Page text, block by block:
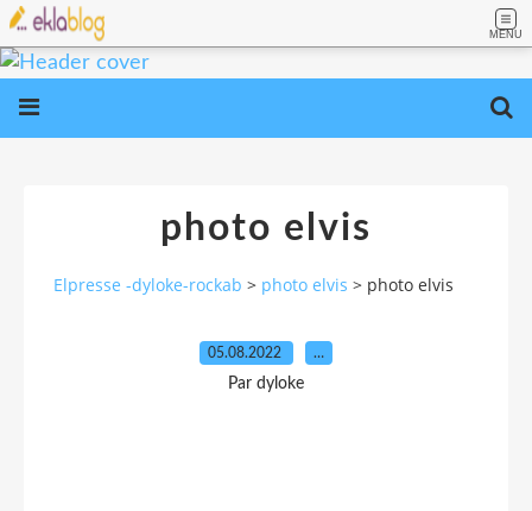
MENU
photo elvis
Elpresse -dyloke-rockab > photo elvis > photo elvis
05.08.2022 …
Par dyloke